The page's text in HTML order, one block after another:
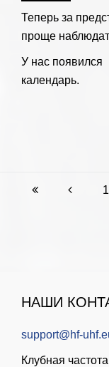
Теперь за
проще
У нас появился
календарь.
1
НАШИ
support@hf-
Клубная